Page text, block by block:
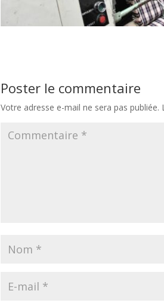
Poster le commentaire
Votre adresse e-mail ne sera pas publiée.